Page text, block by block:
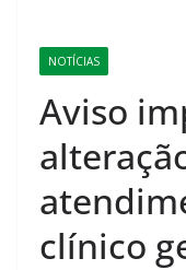
NOTÍCIAS
Aviso
clínico